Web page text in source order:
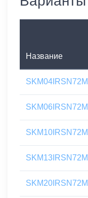
Название